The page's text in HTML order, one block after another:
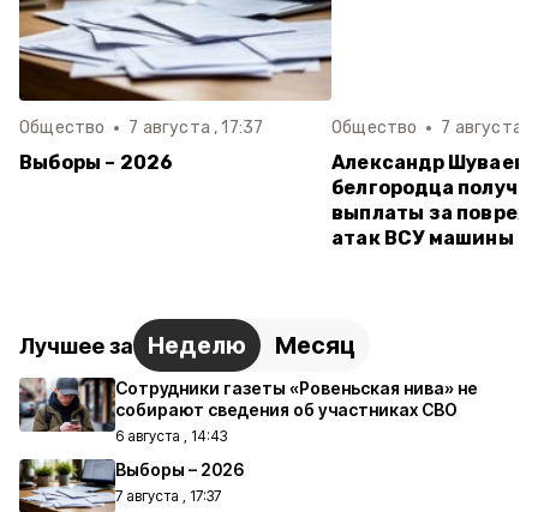
Общество 7 августа , 17:37
Выборы – 2026
Общество 7 августа ,
Александр Шуваев:
белгородца
выплаты за
атак ВСУ машины
Лучшее за Неделю Месяц
Сотрудники газеты «Ровеньская нива» не
собирают сведения об участниках СВО
6 августа , 14:43
Выборы – 2026
7 августа , 17:37